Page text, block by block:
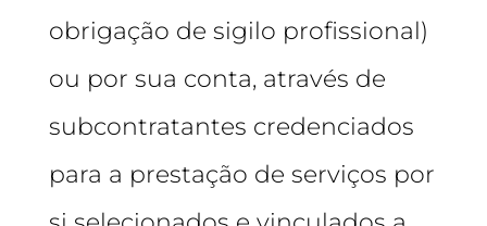
obrigação de sigilo profissional)
ou por sua conta, através de
subcontratantes credenciados
para a prestação de serviços por